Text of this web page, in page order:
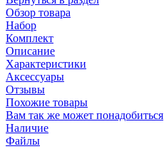
Обзор товара
Набор
Комплект
Описание
Характеристики
Аксессуары
Отзывы
Похожие товары
Вам так же может понадобиться
Наличие
Файлы